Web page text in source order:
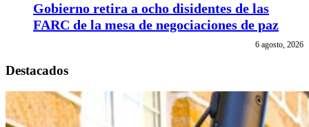
Gobierno retira a ocho disidentes de las
FARC de la mesa de negociaciones de paz
6 agosto, 2026
Destacados